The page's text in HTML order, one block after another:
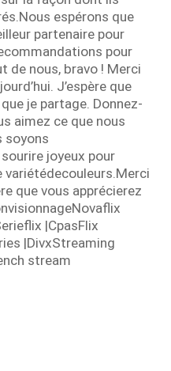
espérons que
partenaire pour
pour
de nous, bravo ! Merci
J’espère que
je partage. Donnez-
aimez ce que nous
soyons
joyeux pour
variétédecouleurs.Merci
que vous apprécierez
|CpasFlix
|DivxStreaming
stream